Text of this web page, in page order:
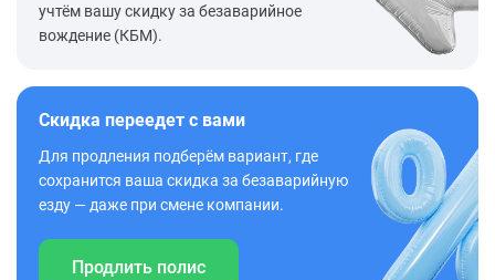
учтём вашу скидку за безаварийное
вождение (КБМ).
Скидка переедет с вами
Для продления подберём вариант, где
сохранится ваша скидка за безаварийную
езду — даже при смене компании.
Продлить полис